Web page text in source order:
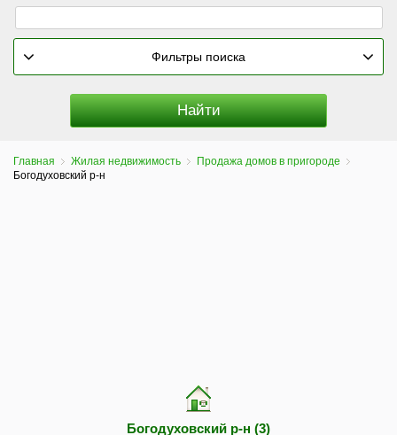
Фильтры поиска
Главная Жилая недвижимость
Продажа домов в пригороде
Богодуховский р-н
Богодуховский р-н (3)